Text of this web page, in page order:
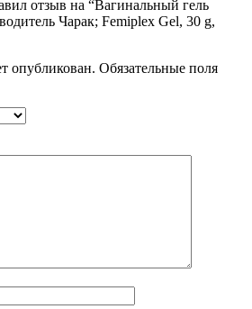
отзыв на “Вагинальный гель
Чарак; Femiplex Gel, 30 g,
опубликован. Обязательные поля